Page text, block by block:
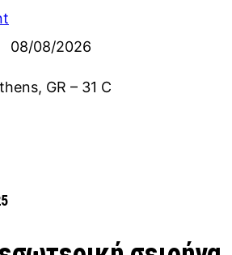
08/08/2026
GR – 31 C